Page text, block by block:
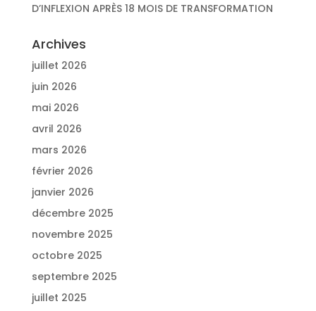
D’INFLEXION APRÈS 18 MOIS DE TRANSFORMATION
Archives
juillet 2026
juin 2026
mai 2026
avril 2026
mars 2026
février 2026
janvier 2026
décembre 2025
novembre 2025
octobre 2025
septembre 2025
juillet 2025